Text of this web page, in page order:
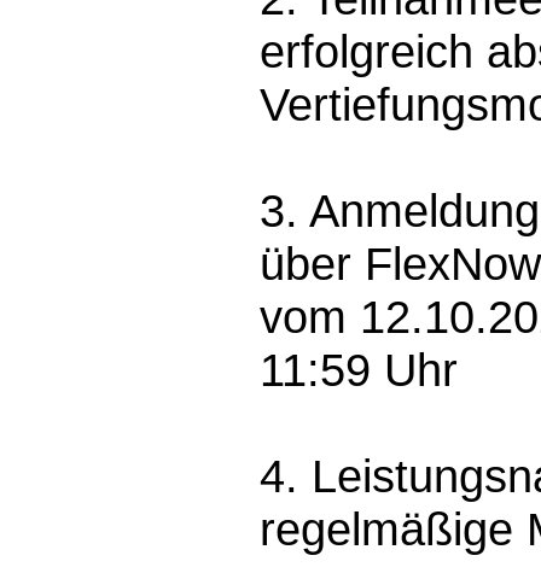
erfolgreich
3.
über FlexNow
vom
11:59 Uhr
4.
regelmäßige